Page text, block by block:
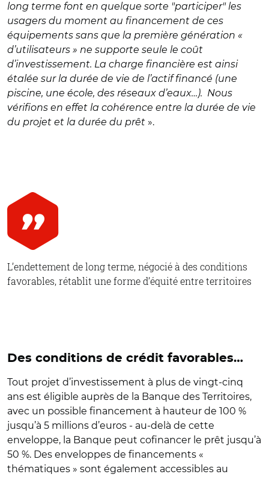
long terme font en quelque sorte "participer" les
usagers du moment au financement de ces
équipements sans que la première génération «
d’utilisateurs » ne supporte seule le coût
d’investissement. La charge financière est ainsi
étalée sur la durée de vie de l’actif financé (une
piscine, une école, des réseaux d’eaux…). Nous
vérifions en effet la cohérence entre la durée de vie
du projet et la durée du prêt ».
L’endettement de long terme, négocié à des conditions
favorables, rétablit une forme d’équité entre territoires
Des conditions de crédit favorables…
Tout projet d’investissement à plus de vingt-cinq
ans est éligible auprès de la Banque des Territoires,
avec un possible financement à hauteur de 100 %
jusqu’à 5 millions d’euros - au-delà de cette
enveloppe, la Banque peut cofinancer le prêt jusqu’à
50 %. Des enveloppes de financements «
thématiques » sont également accessibles au